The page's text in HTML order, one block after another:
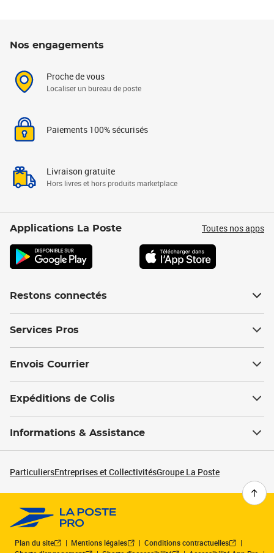
Nos engagements
Proche de vous
Localiser un bureau de poste
Paiements 100% sécurisés
Livraison gratuite
Hors livres et hors produits marketplace
Applications La Poste Toutes nos apps
Restons connectés
Services Pros
Envois Courrier
Expéditions de Colis
Informations & Assistance
ParticuliersEntreprises et CollectivitésGroupe La Poste
Plan du site Mentions légales
Conditions contractuelles